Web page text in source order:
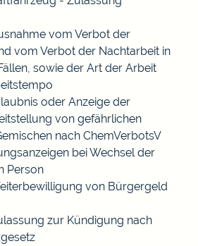
vom Verbot der
vom Verbot der Nachtarbeit in
sowie der Art der Arbeit
oder Anzeige der
von gefährlichen
nach ChemVerbotsV
bei Wechsel der
Person
von Bürgergeld
zur Kündigung nach